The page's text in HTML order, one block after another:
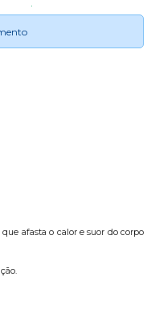
afasta o calor e suor do corpo